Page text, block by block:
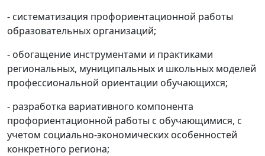
- систематизация профориентационной работы
образовательных организаций;
- обогащение инструментами и практиками
региональных, муниципальных и школьных моделей
профессиональной ориентации обучающихся;
- разработка вариативного компонента
профориентационной работы с обучающимися, с
учетом социально-экономических особенностей
конкретного региона;